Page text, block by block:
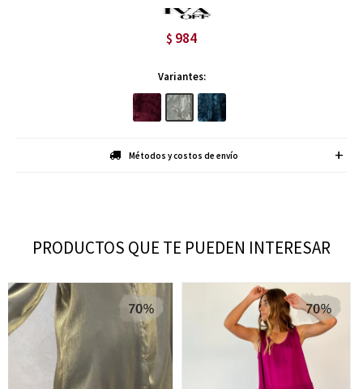
$ 984
Variantes:
Métodos y costos de envío
PRODUCTOS QUE TE PUEDEN INTERESAR